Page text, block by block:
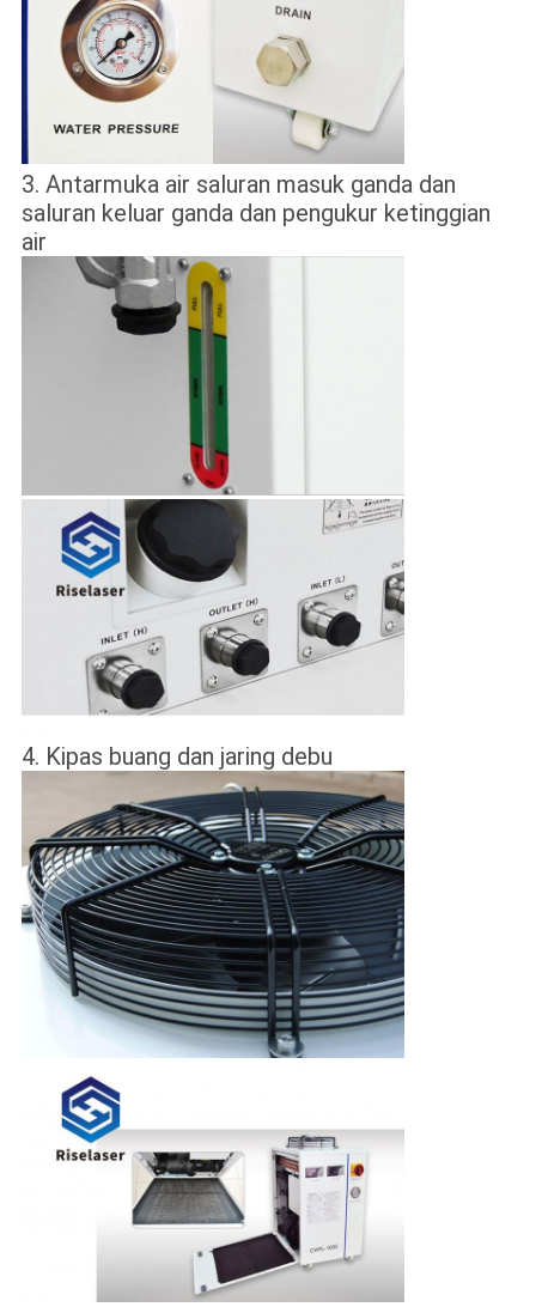
3. Antarmuka air saluran masuk ganda dan
saluran keluar ganda dan pengukur ketinggian
air
4. Kipas buang dan jaring debu